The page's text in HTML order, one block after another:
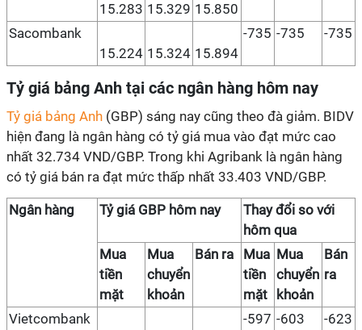
15.283 15.329 15.850
Sacombank
15.224 15.324 15.894
-735 -735 -735
Tỷ giá bảng Anh tại các ngân hàng hôm nay
Tỷ giá bảng Anh (GBP) sáng nay cũng theo đà giảm. BIDV
hiện đang là ngân hàng có tỷ giá mua vào đạt mức cao
nhất 32.734 VND/GBP. Trong khi Agribank là ngân hàng
có tỷ giá bán ra đạt mức thấp nhất 33.403 VND/GBP.
Ngân hàng Tỷ giá GBP hôm nay
Thay đổi so với
hôm qua
Mua
tiền
mặt
Mua
chuyển
khoản
Bán ra
Mua
tiền
mặt
Mua
chuyển
khoản
Bán
ra
Vietcombank
-597 -603 -623